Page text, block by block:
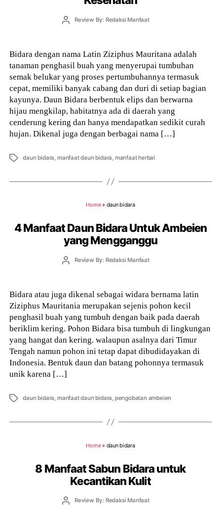
PostReview By: Redaksi Manfaat
Bidara dengan nama Latin Ziziphus Mauritana adalah
tanaman penghasil buah yang menyerupai tumbuhan
semak belukar yang proses pertumbuhannya termasuk
cepat, memiliki banyak cabang dan duri di setiap bagian
kayunya. Daun Bidara berbentuk elips dan berwarna
hijau mengkilap, habitatnya ada di daerah yang
cenderung kering dan hanya mendapatkan sedikit curah
hujan. Dikenal juga dengan berbagai nama […]
Tags daun bidara, manfaat daun bidara, manfaat herbal
Home» daun bidara
4 Manfaat Daun Bidara Untuk Ambeien
yang Mengganggu
PostReview By: Redaksi Manfaat
Bidara atau juga dikenal sebagai widara bernama latin
Ziziphus Mauritania merupakan sejenis pohon kecil
penghasil buah yang tumbuh dengan baik pada daerah
beriklim kering. Pohon Bidara bisa tumbuh di lingkungan
yang hangat dan kering. walaupun asalnya dari Timur
Tengah namun pohon ini tetap dapat dibudidayakan di
Indonesia. Bentuk daun dan batang pohonnya termasuk
unik karena […]
Tags daun bidara, manfaat daun bidara, pengobatan ambeien
Home» daun bidara
8 Manfaat Sabun Bidara untuk
Kecantikan Kulit
PostReview By: Redaksi Manfaat